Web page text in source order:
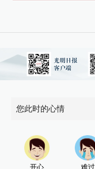
您此时的心情
开心 难过